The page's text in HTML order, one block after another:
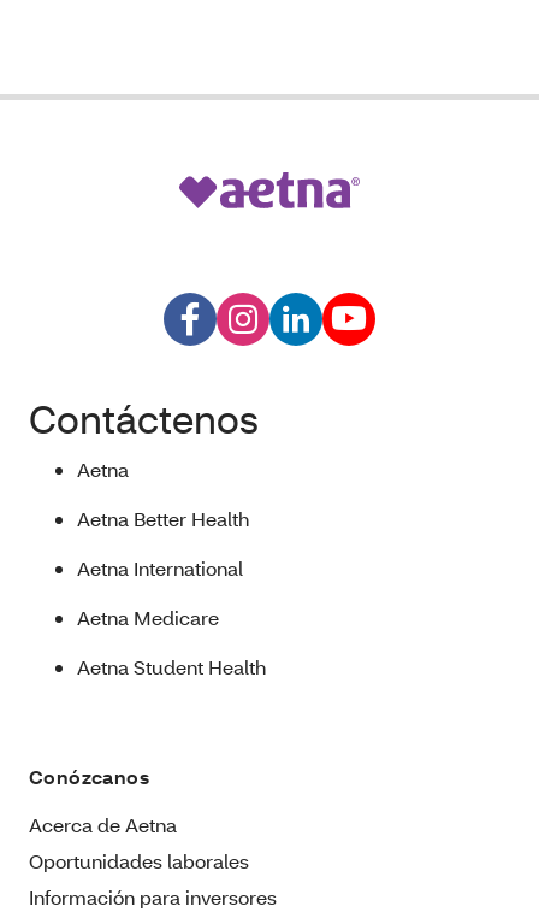
Contáctenos
Aetna
Aetna Better Health
Aetna International
Aetna Medicare
Aetna Student Health
Conózcanos
Acerca de Aetna
Oportunidades laborales
Información para inversores